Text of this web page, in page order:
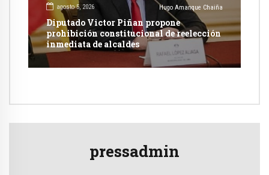
agosto 5, 2026 Hugo Amanque Chaiña
Diputado Victor Piñan propone
prohibición constitucional de reelección
inmediata de alcaldes
pressadmin